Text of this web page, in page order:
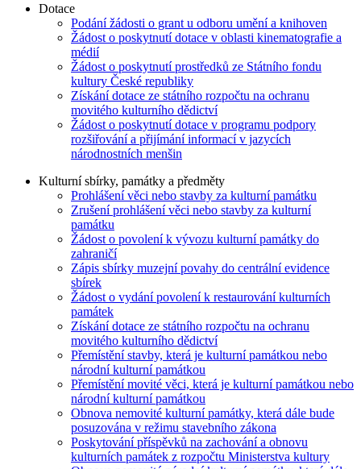
Dotace
Podání žádosti o grant u odboru umění a knihoven
Žádost o poskytnutí dotace v oblasti kinematografie a
médií
Žádost o poskytnutí prostředků ze Státního fondu
kultury České republiky
Získání dotace ze státního rozpočtu na ochranu
movitého kulturního dědictví
Žádost o poskytnutí dotace v programu podpory
rozšiřování a přijímání informací v jazycích
národnostních menšin
Kulturní sbírky, památky a předměty
Prohlášení věci nebo stavby za kulturní památku
Zrušení prohlášení věci nebo stavby za kulturní
památku
Žádost o povolení k vývozu kulturní památky do
zahraničí
Zápis sbírky muzejní povahy do centrální evidence
sbírek
Žádost o vydání povolení k restaurování kulturních
památek
Získání dotace ze státního rozpočtu na ochranu
movitého kulturního dědictví
Přemístění stavby, která je kulturní památkou nebo
národní kulturní památkou
Přemístění movité věci, která je kulturní památkou nebo
národní kulturní památkou
Obnova nemovité kulturní památky, která dále bude
posuzována v režimu stavebního zákona
Poskytování příspěvků na zachování a obnovu
kulturních památek z rozpočtu Ministerstva kultury